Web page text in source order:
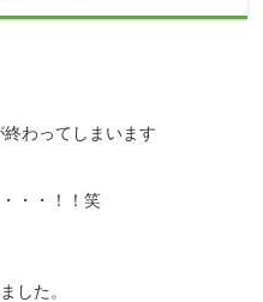
わってしまいます
・・！！笑
した。